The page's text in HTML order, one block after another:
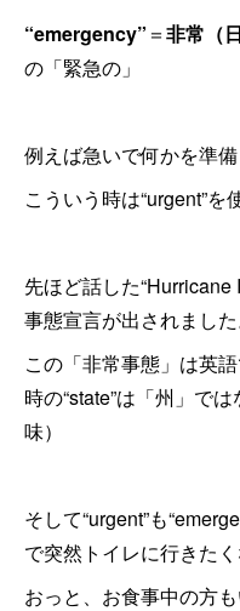
“emergency” ＝非常（
の「緊急の」
例えば急いで何かを準
こういう時は“urgent”を
先ほど話した
事態宣言が出されました
この「非常事態」は英
時の“state”は「州」で
味）
そして“urgent”も
で突然トイレに行きた
おっと、お食事中の方